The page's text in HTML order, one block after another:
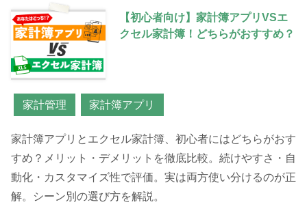
【初心者向け】家計簿アプリVSエ
クセル家計簿！どちらがおすすめ？
家計管理 家計簿アプリ
家計簿アプリとエクセル家計簿、初心者にはどちらがおす
すめ？メリット・デメリットを徹底比較。続けやすさ・自
動化・カスタマイズ性で評価。実は両方使い分けるのが正
解。シーン別の選び方を解説。